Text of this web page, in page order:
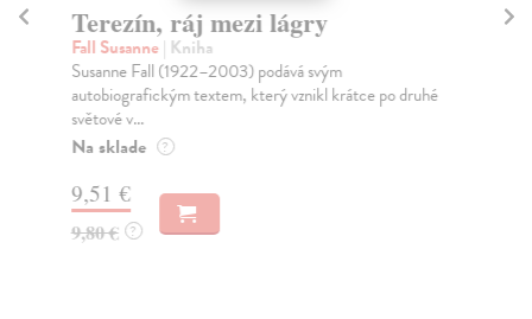
Terezín, ráj mezi lágry
Fall Susanne| Kniha
Susanne Fall (1922–2003) podává svým
autobiografickým textem, který vznikl krátce po druhé
světové v...
Na sklade ?
9,51 €
9,80 € ?